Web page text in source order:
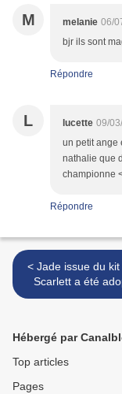
M melanie 06/
bjr ils sont
Répondre
L lucette 09/
un petit ange
nathalie que
championne
Répondre
< Jade issue du kit reborn
Scarlett a été
Hébergé par
Top articles
Pages